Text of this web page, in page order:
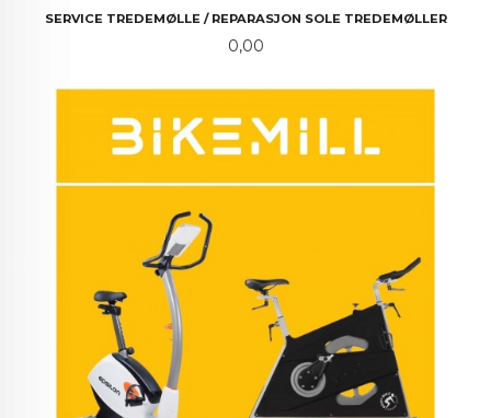
SERVICE TREDEMØLLE / REPARASJON SOLE TREDEMØLLER
Pris
0,00